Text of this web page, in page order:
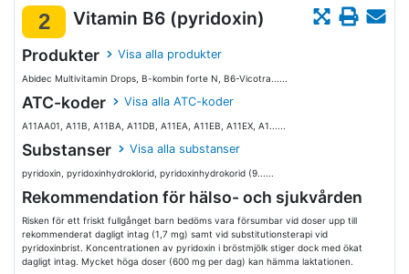
2 Vitamin B6 (pyridoxin)
Produkter Visa alla produkter
Abidec Multivitamin Drops, B-kombin forte N, B6-Vicotra......
ATC-koder Visa alla ATC-koder
A11AA01, A11B, A11BA, A11DB, A11EA, A11EB, A11EX, A1......
Substanser Visa alla substanser
pyridoxin, pyridoxinhydroklorid, pyridoxinhydrokorid (9......
Rekommendation för hälso- och sjukvården
Risken för ett friskt fullgånget barn bedöms vara försumbar vid doser upp till
rekommenderat dagligt intag (1,7 mg) samt vid substitutionsterapi vid
pyridoxinbrist. Koncentrationen av pyridoxin i bröstmjölk stiger dock med ökat
dagligt intag. Mycket höga doser (600 mg per dag) kan hämma laktationen.